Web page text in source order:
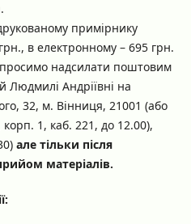
примірнику
в електронному – 695 грн.
просимо надсилати поштовим
Людмилі Андріївні на
32, м. Вінниця, 21001 (або
1, каб. 221, до 12.00),
але тільки після
матеріалів.